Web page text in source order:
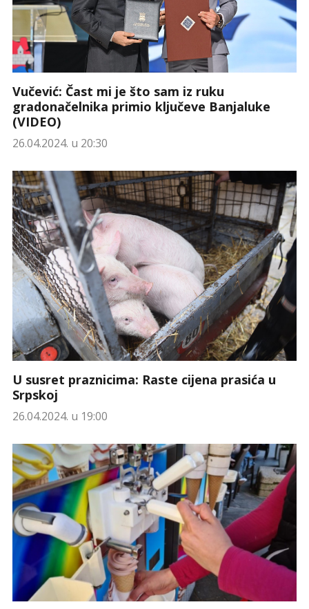
Vučević: Čast mi je što sam iz ruku
gradonačelnika primio ključeve Banjaluke
(VIDEO)
26.04.2024. u 20:30
U susret praznicima: Raste cijena prasića u
Srpskoj
26.04.2024. u 19:00